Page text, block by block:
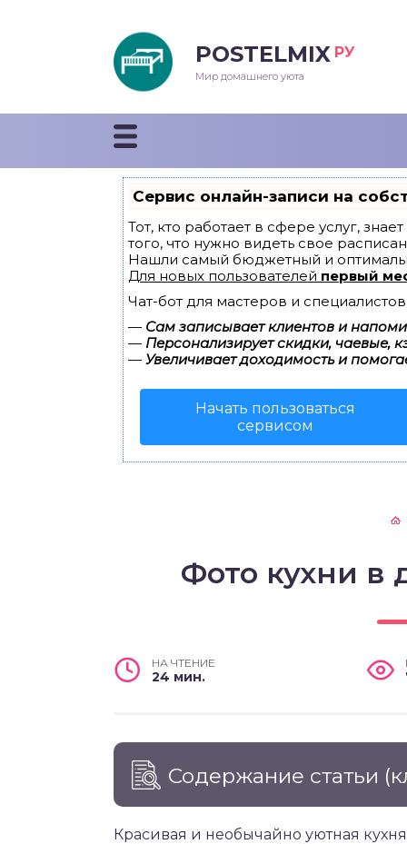
POSTELMIX РУ
Мир домашнего уюта
Сервис онлайн-записи на
Тот, кто работает в сфере услуг,
того, что нужно видеть свое
Нашли самый бюджетный и
Для новых пользователей первый
Чат-бот для мастеров и
— Сам записывает клиентов и
— Персонализирует скидки, чаевые,
— Увеличивает доходимость и
Начать пользоваться
сервисом
Фото кухни в
НА ЧТЕНИЕ
24 мин.
Содержание статьи
Красивая и необычайно уютная